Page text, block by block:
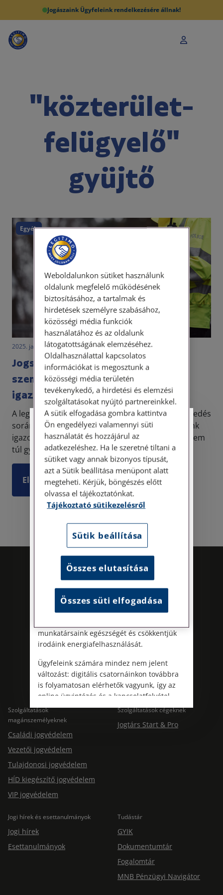
Jogászaink Ügyfeleink rendelkezésére állnak!
"közterület-
felügyelő"
gyüjtő
Egyéb
2025. január 9. • LegitiMoadmin
Jogszerűen megtagadható a
személyünk azonosítása a rendőri
igazoltatáskor?
A legtöbbször közúti ellenőrzéskor vagy a közlekedés
során szólítanak fel minket személyazonosságunk
igazolására. Nem kizárt egyébként az sem – de nem
túl gyakori –, hogy gyalogosként állít meg min...
Elolvasom
Kövess minket!
Szolgáltatások
magánszemélyeknek
Családi jogvédelem
Vezetői jogvédelem
Tulajdonosi jogvédelem
HÍD kiegészítő jogvédelem
VIP jogvédelem
Szolgáltatások cégeknek
Jogtárs Start & Pro
Jogi hírek és esettanulmányok
Jogi hírek
Esettanulmányok
Tudástár
GYIK
Dokumentumtár
Fogalomtár
MNB Pénzügyi Navigátor
Személyes ügyfélfogadás
Tisztelt Ügyfeleink!
Személyes ügyfélszolgálatunk telefonon
történő előzetes időpontegyeztetés után,
szerdai napokon érhető el.
Címünk: 1087 Budapest, Hungária körút
útmutatónk a Kapcsolat – Elérhetőségeink
menüpont alatt érhető el.
Az energiatudatos és fenntartható
működés iránti elkötelezettségünk
részeként augusztus 8-án, szombaton
irodamentes, home office munkanapot
tartunk. A rendkívüli hőségre és az
energiaellátási rendszer terhelésére
munkatársaink egészségét és csökkentjük
irodáink energiafelhasználását.
Ügyfeleink számára mindez nem jelent
változást: digitális csatornáinkon továbbra
is folyamatosan elérhetők vagyunk, így az
online ügyintézés és a kapcsolatfelvétel
változatlanul biztosított.
Weboldalunkon sütiket használunk
oldalunk megfelelő működésének
biztosításához, a tartalmak és
hirdetések személyre szabásához,
közösségi média funkciók
használatához és az oldalunk
látogatottságának elemzéséhez.
Oldalhasználattal kapcsolatos
információkat is megosztunk a
közösségi média területén
tevékenykedő, a hirdetési és elemzési
szolgáltatásokat nyújtó partnereinkkel.
A sütik elfogadása gombra kattintva
Ön engedélyezi valamennyi süti
használatát és hozzájárul az
adatkezeléshez. Ha le szeretné tiltani a
sütiket vagy annak bizonyos típusát,
azt a Sütik beállítása menüpont alatt
megteheti. Kérjük, böngészés előtt
olvassa el tájékoztatónkat.
Tájékoztató sütikezelésről
Sütik beállítása
Összes elutasítása
Összes süti elfogadása